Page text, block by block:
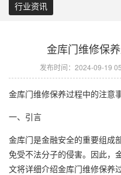
行业资讯
金库门维修保
发布时间：2024-09-19
金库门维修保养过程中的注意
一、引言
金库门是金融安全的重要组成
免受不法分子的侵害。因此，
文将详细介绍金库门维修保养